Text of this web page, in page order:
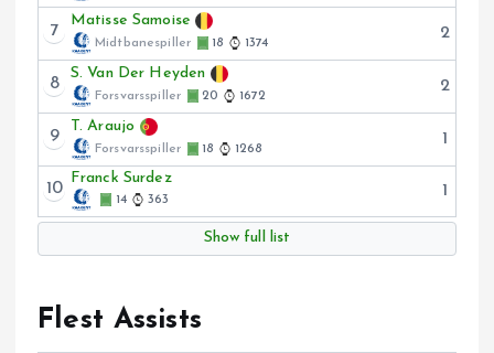
7
Matisse Samoise
Midtbanespiller 18 1374
2
8
S. Van Der Heyden
Forsvarsspiller 20 1672
2
9
T. Araujo
Forsvarsspiller 18 1268
1
10
Franck Surdez
14 363
1
Show full list
Flest Assists